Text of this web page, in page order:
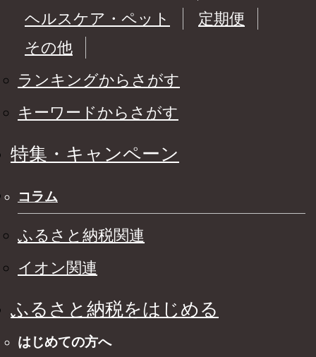
ヘルスケア・ペット
定期便
その他
ランキングからさがす
キーワードからさがす
特集・キャンペーン
コラム
ふるさと納税関連
イオン関連
ふるさと納税をはじめる
はじめての方へ